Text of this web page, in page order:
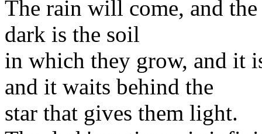
The rain will come, and
dark is the soil
in which they grow, and it
and it waits behind the
star that gives them light.